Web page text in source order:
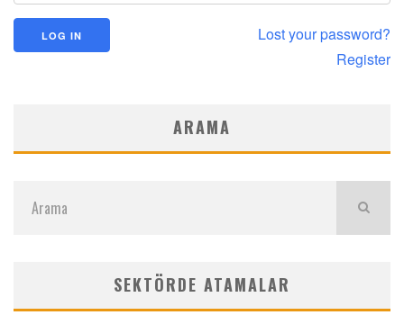
Lost your password?
Register
ARAMA
SEKTÖRDE ATAMALAR